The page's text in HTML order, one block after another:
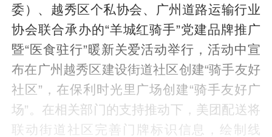
委）、越秀区个私协会、广州道路运输行业
协会联合承办的“羊城红骑手”党建品牌推广
暨“医食驻行”暖新关爱活动举行，活动中宣
布在广州越秀区建设街道社区创建“骑手友好
社区”，在保利时光里广场创建“骑手友好广
场”。在相关部门的支持推动下，美团配送将
联动街道社区完善门牌标识信息，绘制线